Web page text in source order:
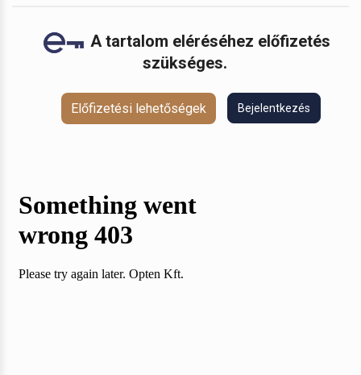
A tartalom eléréséhez előfizetés
szükséges.
Előfizetési lehetőségek Bejelentkezés